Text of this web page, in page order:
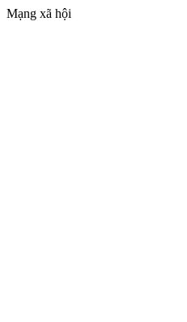
Mạng xã hội